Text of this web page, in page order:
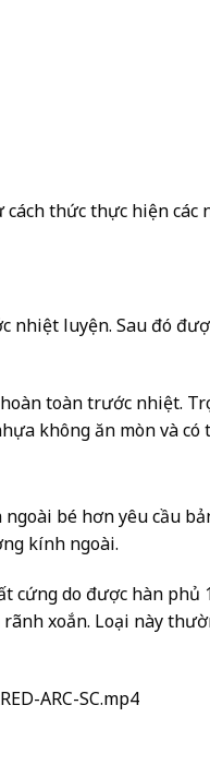
thức thực hiện các
nhiệt luyện. Sau đó
toàn trước nhiệt.
không ăn mòn và
bé hơn yêu cầu
kính ngoài.
cứng do được hàn phủ
xoắn. Loại này
ARC-SC.mp4